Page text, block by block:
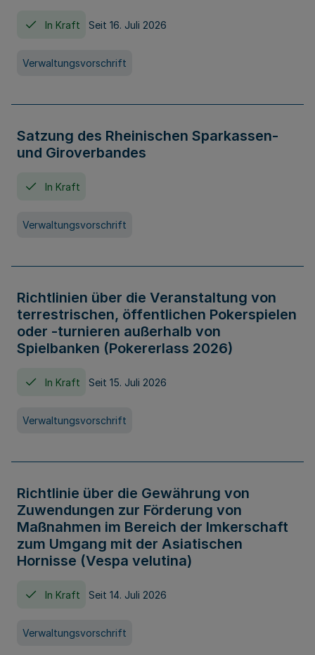
In Kraft Seit 16. Juli 2026
Verwaltungsvorschrift
Satzung des Rheinischen Sparkassen-
und Giroverbandes
In Kraft
Verwaltungsvorschrift
Richtlinien über die Veranstaltung von
terrestrischen, öffentlichen Pokerspielen
oder -turnieren außerhalb von
Spielbanken (Pokererlass 2026)
In Kraft Seit 15. Juli 2026
Verwaltungsvorschrift
Richtlinie über die Gewährung von
Zuwendungen zur Förderung von
Maßnahmen im Bereich der Imkerschaft
zum Umgang mit der Asiatischen
Hornisse (Vespa velutina)
In Kraft Seit 14. Juli 2026
Verwaltungsvorschrift